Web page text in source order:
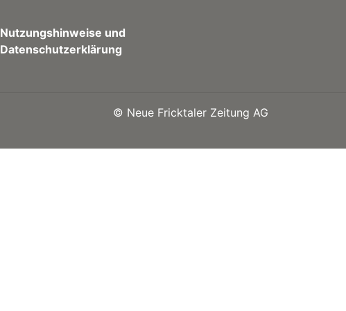
Nutzungshinweise und
Datenschutzerklärung
© Neue Fricktaler Zeitung AG